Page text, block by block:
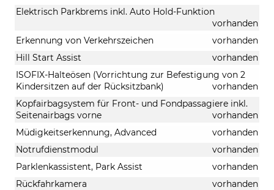
Elektrisch Parkbrems inkl. Auto Hold-Funktion
vorhanden
Erkennung von Verkehrszeichen
vorhanden
Hill Start Assist
vorhanden
ISOFIX-Halteösen (Vorrichtung zur Befestigung von 2
Kindersitzen auf der Rücksitzbank)
vorhanden
Kopfairbagsystem für Front- und Fondpassagiere inkl.
Seitenairbags vorne
vorhanden
Müdigkeitserkennung, Advanced
vorhanden
Notrufdienstmodul
vorhanden
Parklenkassistent, Park Assist
vorhanden
Rückfahrkamera
vorhanden